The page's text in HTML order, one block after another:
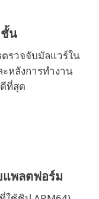
ชั้น
รวจจับมัลแวร์ใน
หลังการทำงาน
ที่สุด
แพลตฟอร์ม